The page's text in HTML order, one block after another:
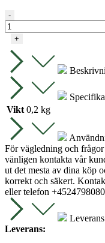
Backventil,
3/4
tum
mängd
-
+
Vikt 0,2 kg
För vägledning och
vänligen kontakta vår
ut det mesta av dina köp
korrekt och säkert.
eller telefon
Leverans: